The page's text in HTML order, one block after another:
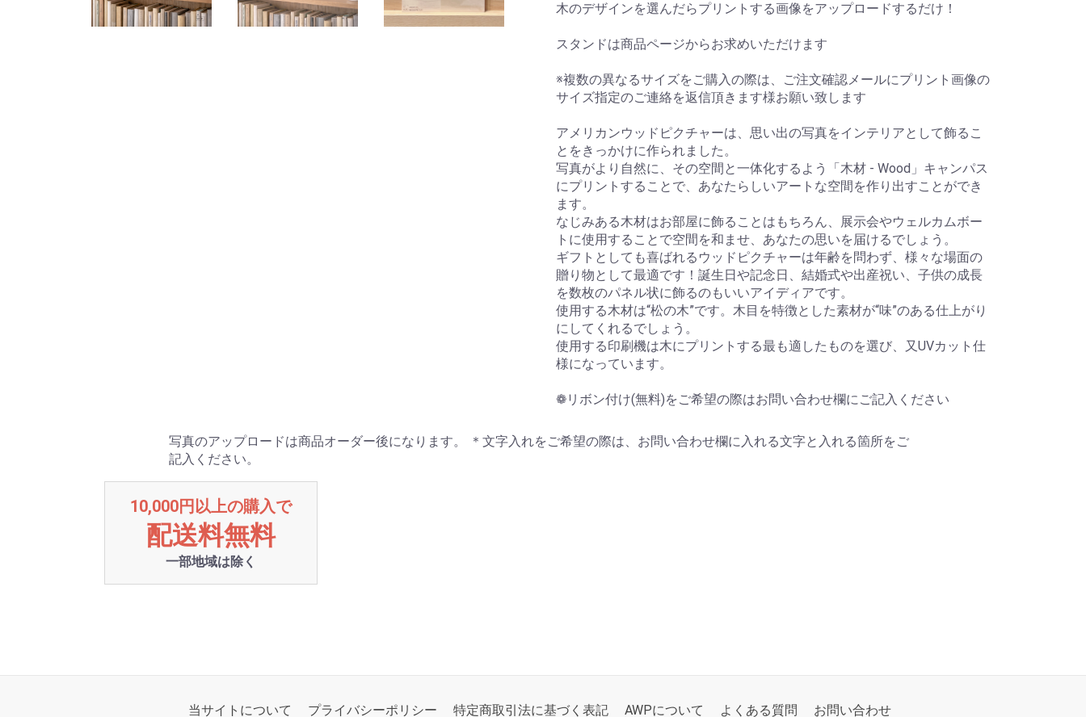
木のデザインを選んだらプリントする画像をアップロードするだけ！
スタンドは商品ページからお求めいただけます
※複数の異なるサイズをご購入の際は、ご注文確認メールにプリント画像の
サイズ指定のご連絡を返信頂きます様お願い致します
アメリカンウッドピクチャーは、思い出の写真をインテリアとして飾るこ
とをきっかけに作られました。
写真がより自然に、その空間と一体化するよう「木材 - Wood」キャンパス
にプリントすることで、あなたらしいアートな空間を作り出すことができ
ます。
なじみある木材はお部屋に飾ることはもちろん、展示会やウェルカムボー
トに使用することで空間を和ませ、あなたの思いを届けるでしょう。
ギフトとしても喜ばれるウッドピクチャーは年齢を問わず、様々な場面の
贈り物として最適です！誕生日や記念日、結婚式や出産祝い、子供の成長
を数枚のパネル状に飾るのもいいアイディアです。
使用する木材は“松の木”です。木目を特徴とした素材が“味”のある仕上がり
にしてくれるでしょう。
使用する印刷機は木にプリントする最も適したものを選び、又UVカット仕
様になっています。
❁リボン付け(無料)をご希望の際はお問い合わせ欄にご記入ください
写真のアップロードは商品オーダー後になります。 ＊文字入れをご希望の際は、お問い合わせ欄に入れる文字と入れる箇所をご
記入ください。
10,000円以上の購入で
配送料無料
一部地域は除く
当サイトについて プライバシーポリシー 特定商取引法に基づく表記 AWPについて よくある質問 お問い合わせ